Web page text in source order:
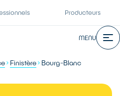
Producteurs
MENU
Finistère Bourg-Blanc